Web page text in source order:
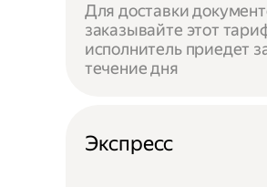
Для доставки
заказывайте этот
исполнитель приедет
течение дня
Экспресс